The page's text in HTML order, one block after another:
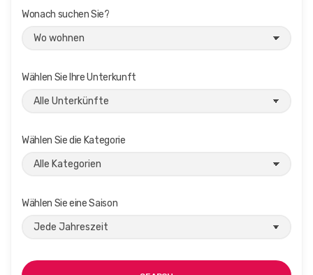
Wonach suchen Sie?
Wählen Sie Ihre Unterkunft
Wählen Sie die Kategorie
Wählen Sie eine Saison